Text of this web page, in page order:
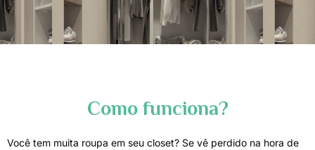
Como funciona?
Você tem muita roupa em seu closet? Se vê perdido na hora de